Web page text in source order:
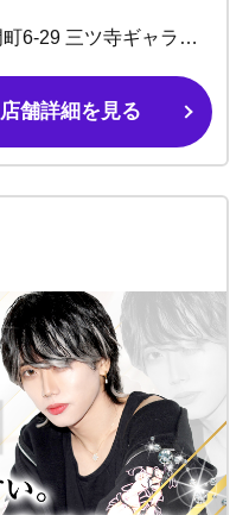
大阪市中央区宗右衛門町6-29 三ツ寺ギャラクシービル3号館B1F
店舗詳細を見る